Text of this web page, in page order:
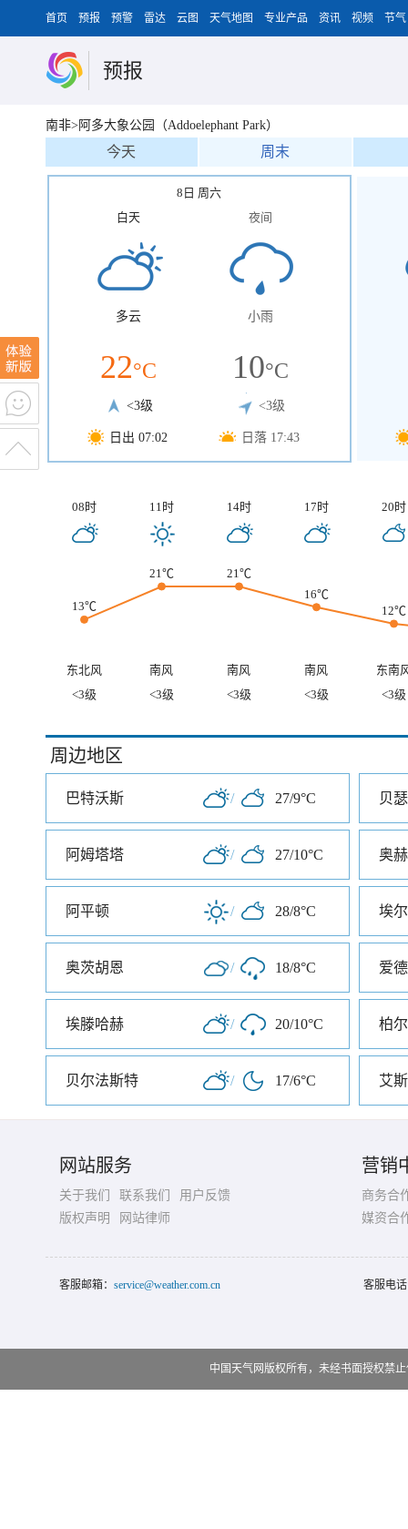
首页 预报 预警 雷达 云图 天气地图 专业产品 资讯 视频 节气
预报
南非>阿多大象公园（Addoelephant Park）
今天 周末
8日 周六
白天
多云
22°C
<3级
日出 07:02
夜间
小雨
10°C
<3级
日落 17:43
08时 11时 14时 17时 20时
13℃
21℃
21℃
16℃
12℃
东北风 南风 南风 南风
东南
<3级
<3级 <3级 <3级 <3级
周边地区
巴特沃斯 / 27/9°C 贝瑟
阿姆塔塔 / 27/10°C 奥
阿平顿 / 28/8°C 埃
奥茨胡恩 / 18/8°C 爱
埃滕哈赫 / 20/10°C 柏尔
贝尔法斯特 / 17/6°C 艾
网站服务
关于我们 联系我们
用户反馈
版权声明
网站律师
营销
商务合
媒资合
客服邮箱： service@weather.com.cn 客服电
中国天气网版权所有，未经书面授权